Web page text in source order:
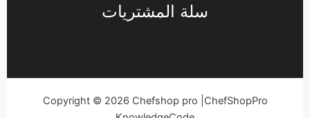
سلة المشتريات
Copyright © 2026 Chefshop pro |ChefShopPro